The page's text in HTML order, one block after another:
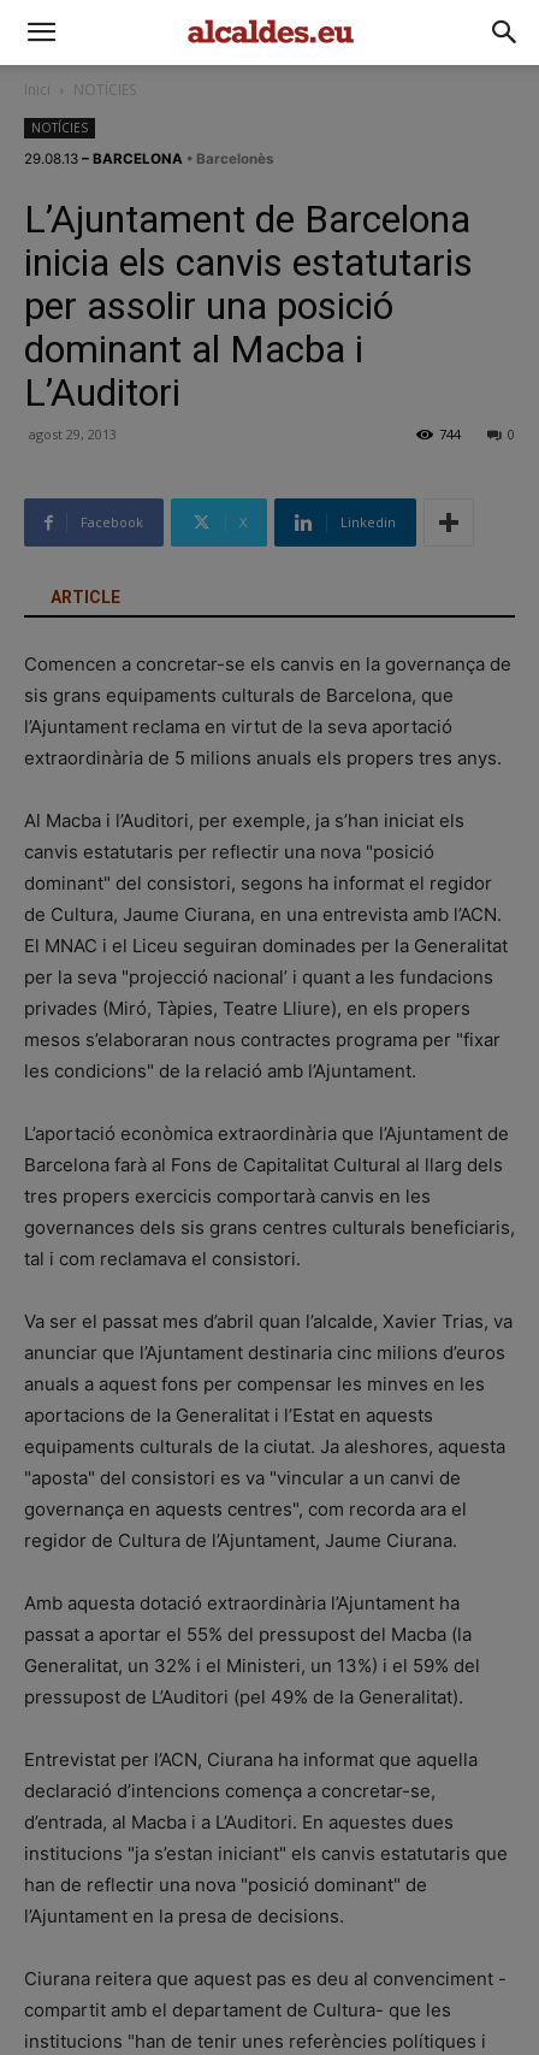
Inici NOTÍCIES
NOTÍCIES
29.08.13 – BARCELONA • Barcelonès
L’Ajuntament de Barcelona
inicia els canvis estatutaris
per assolir una posició
dominant al Macba i
L’Auditori
agost 29, 2013 0
744
Facebook X Linkedin
ARTICLE
Comencen a concretar-se els canvis en la governança de
sis grans equipaments culturals de Barcelona, que
l’Ajuntament reclama en virtut de la seva aportació
extraordinària de 5 milions anuals els propers tres anys.
Al Macba i l’Auditori, per exemple, ja s’han iniciat els
canvis estatutaris per reflectir una nova "posició
dominant" del consistori, segons ha informat el regidor
de Cultura, Jaume Ciurana, en una entrevista amb l’ACN.
El MNAC i el Liceu seguiran dominades per la Generalitat
per la seva "projecció nacional’ i quant a les fundacions
privades (Miró, Tàpies, Teatre Lliure), en els propers
mesos s’elaboraran nous contractes programa per "fixar
les condicions" de la relació amb l’Ajuntament.
L’aportació econòmica extraordinària que l’Ajuntament de
Barcelona farà al Fons de Capitalitat Cultural al llarg dels
tres propers exercicis comportarà canvis en les
governances dels sis grans centres culturals beneficiaris,
tal i com reclamava el consistori.
Va ser el passat mes d’abril quan l’alcalde, Xavier Trias, va
anunciar que l’Ajuntament destinaria cinc milions d’euros
anuals a aquest fons per compensar les minves en les
aportacions de la Generalitat i l’Estat en aquests
equipaments culturals de la ciutat. Ja aleshores, aquesta
"aposta" del consistori es va "vincular a un canvi de
governança en aquests centres", com recorda ara el
regidor de Cultura de l’Ajuntament, Jaume Ciurana.
Amb aquesta dotació extraordinària l’Ajuntament ha
passat a aportar el 55% del pressupost del Macba (la
Generalitat, un 32% i el Ministeri, un 13%) i el 59% del
pressupost de L’Auditori (pel 49% de la Generalitat).
Entrevistat per l’ACN, Ciurana ha informat que aquella
declaració d’intencions comença a concretar-se,
d’entrada, al Macba i a L’Auditori. En aquestes dues
institucions "ja s’estan iniciant" els canvis estatutaris que
han de reflectir una nova "posició dominant" de
l’Ajuntament en la presa de decisions.
Ciurana reitera que aquest pas es deu al convenciment -
compartit amb el departament de Cultura- que les
institucions "han de tenir unes referències polítiques i